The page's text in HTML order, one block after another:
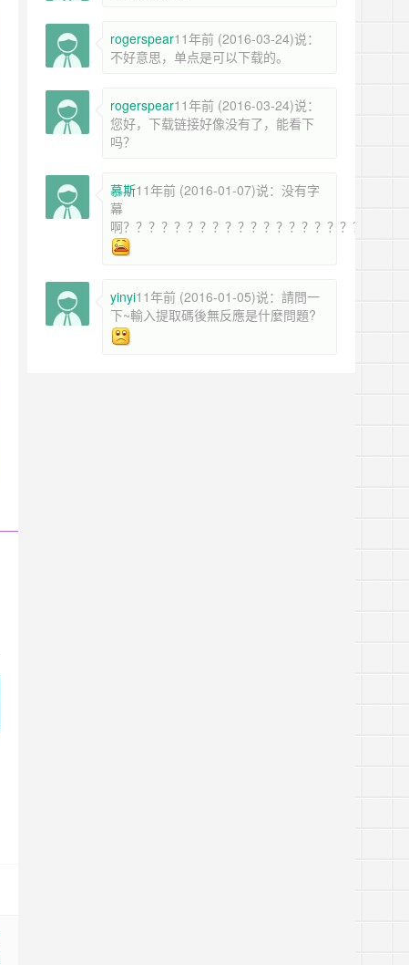
rogerspear11年前 (2016-03-24)说：
不好意思，单点是可以下载的。
rogerspear11年前 (2016-03-24)说：
您好，下载链接好像没有了，能看下
吗？
慕斯11年前 (2016-01-07)说：没有字
幕
啊？？？？？？？？？？？？？？？？？？？？？？
yinyi11年前 (2016-01-05)说：請問一
下~輸入提取碼後無反應是什麼問題?